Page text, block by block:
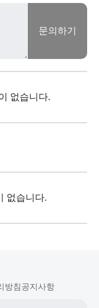
문의하기
없습니다.
없습니다.
방침 공지사항